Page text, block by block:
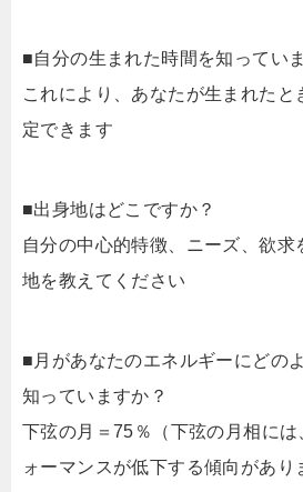
■自分の生まれた時間を知ってい
これにより、あなたが生まれたと
定できます
■出身地はどこですか？
自分の中心的特徴、ニーズ、欲求
地を教えてください
■月があなたのエネルギーにどの
知っていますか？
下弦の月＝75％（下弦の月相に
ォーマンスが低下する傾向があり